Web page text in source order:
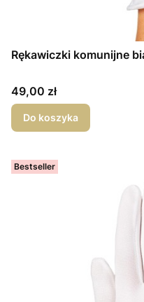
Rękawiczki komunijne
Cena
49,00 zł
Do koszyka
Bestseller